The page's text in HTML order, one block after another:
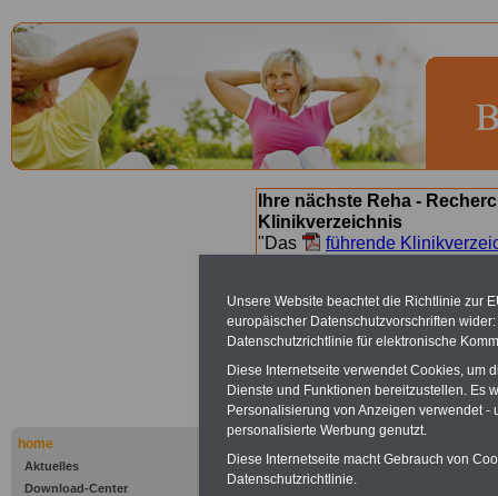
home
Aktuelles
Download-Center
Ihre nächste Reha -
Klinikverzeichnis
"Das
führende
suchen. Beamtinnen und
Angebote nach
Nordrach -
Unsere Website beachtet die Richtlinie zur
europäischer Datenschutzvorschriften
Datenschutzrichtlinie für elektronische
Diese Internetseite verwendet Cookies, um
Dienste und Funktionen bereitzustellen. Es
Personalisierung von Anzeigen verwendet
personalisierte Werbung genutzt.
Diese Internetseite macht Gebrauch von
Datenschutzrichtlinie.